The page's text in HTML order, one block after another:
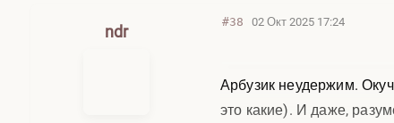
ndr
#38 02 Окт 2025 17:24
Арбузик неудержим.
это какие). И даже,